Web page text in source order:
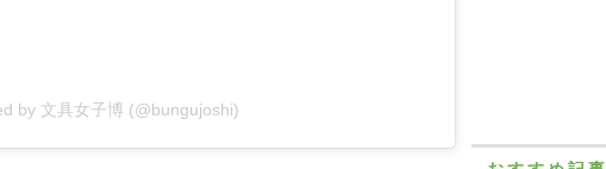
by 文具女子博 (@bungujoshi)